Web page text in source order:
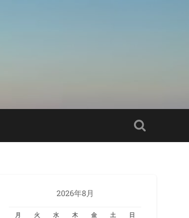
2026年8月
月 火 水 木 金 土 日